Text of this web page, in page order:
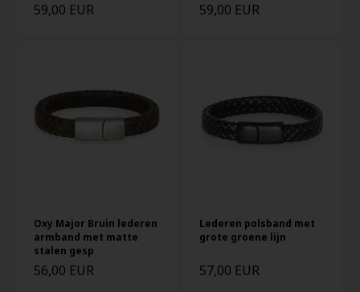
59,00 EUR 59,00 EUR
Oxy Major Bruin lederen
armband met matte
stalen gesp
56,00 EUR
Lederen polsband met
grote groene lijn
57,00 EUR